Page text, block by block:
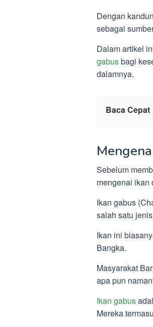
Dengan
sebagai
Dalam artikel
gabusbagi
dalamnya.
Baca Cepat
Sebelum
mengenai ikan
Ikan gabus
salah satu
Ikan ini
Bangka.
Masyarakat
apa pun
Ikan gabus
Mereka